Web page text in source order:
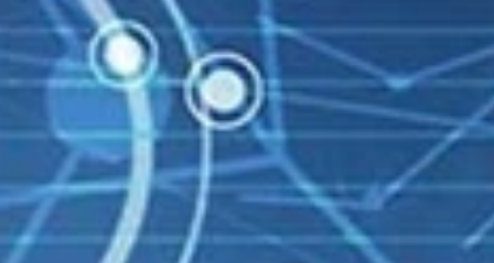
Laptops
Computers
Televisies